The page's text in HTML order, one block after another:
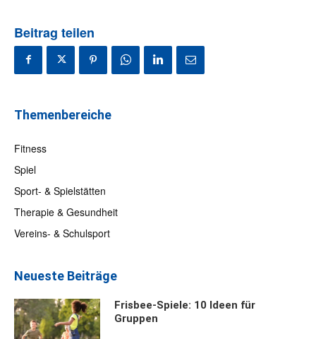
Beitrag teilen
Themenbereiche
Fitness
Spiel
Sport- & Spielstätten
Therapie & Gesundheit
Vereins- & Schulsport
Neueste Beiträge
Frisbee-Spiele: 10 Ideen für
Gruppen